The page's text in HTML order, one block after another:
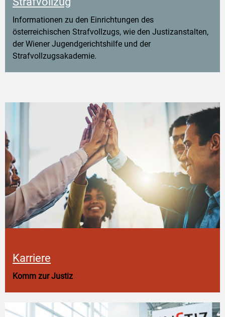
Informationen zu den Einrichtungen des
österreichischen Strafvollzugs, wie den Justizanstalten,
der Wiener Jugendgerichtshilfe und der
Strafvollzugsakademie.
Karriere
Komm zur Justiz